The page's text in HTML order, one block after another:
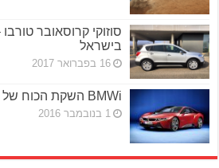
בישראל
16 בפברואר 2017
BMWi השקת הכוח של המחר
1 בנובמבר 2016